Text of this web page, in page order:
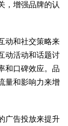
，增强品牌的认
动和社交策略来
动活动和话题讨
和口碑效应。品
量和影响力来增
广告投放来提升